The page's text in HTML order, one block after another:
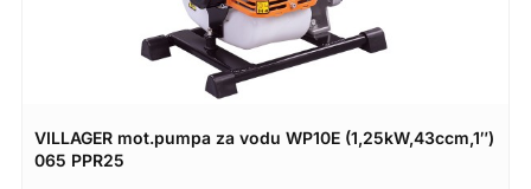
VILLAGER mot.pumpa za vodu WP10E (1,25kW,43ccm,1″)
065 PPR25